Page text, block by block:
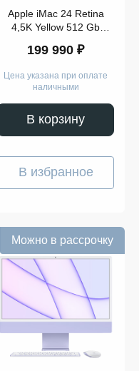
Apple iMac 24 Retina
4,5K Yellow 512 Gb
199 990 ₽
Цена указана при оплате
наличными
В корзину
В избранное
Можно в рассрочку